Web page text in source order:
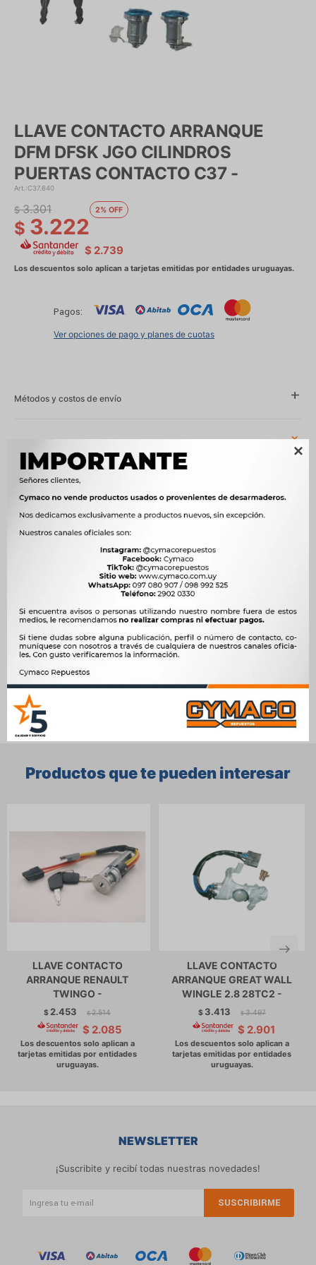

LLAVE CONTACTO ARRANQUE
DFM DFSK JGO CILINDROS
PUERTAS CONTACTO C37 -
C37.640
$ 3.222
$ 3.301 2
$ 2.739
Pagos:
Ver opciones de pago y planes de cuotas
Métodos y costos de envío
Características
Año 2015 - 2018
Compatibilidad DFM
Modelo SERIE C
1.4 16V DK13 NAFTA
3704100-CA01
   
Ver mas productos de la marca Sin Marca
Productos que te pueden interesar
LLAVE CONTACTO
ARRANQUE RENAULT
TWINGO -
$ 2.453 $ 2.514
$ 2.085
LLAVE CONTACTO
ARRANQUE GREAT WALL
WINGLE 2.8 28TC2 -
$ 3.413 $ 3.497
$ 2.901
NEWSLETTER
¡Suscribite y recibí todas nuestras novedades!
SUSCRIBIRME